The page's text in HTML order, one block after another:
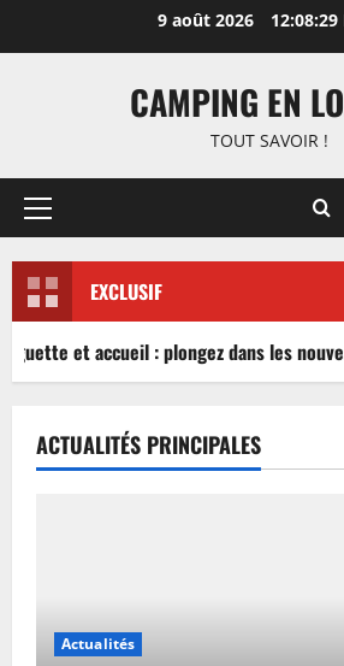
9 août 2026 12:08:29
CAMPING EN
TOUT SAVOIR !
Menu
EXCLUSIF
et accueil : plongez dans les
ACTUALITÉS PRINCIPALES
Actualités